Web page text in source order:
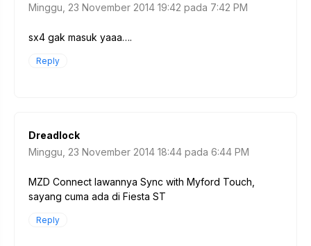
Minggu, 23 November 2014 19:42 pada 7:42 PM
sx4 gak masuk yaaa….
Reply
Dreadlock
Minggu, 23 November 2014 18:44 pada 6:44 PM
MZD Connect lawannya Sync with Myford Touch,
sayang cuma ada di Fiesta ST
Reply